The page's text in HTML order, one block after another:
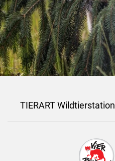
TIERART Wildtierstation